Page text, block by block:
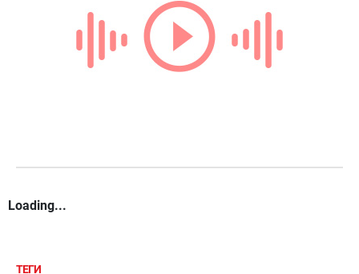
Loading...
ТЕГИ